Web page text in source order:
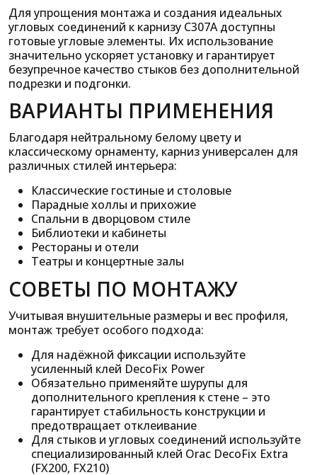
Для упрощения монтажа и создания идеальных
угловых соединений к карнизу C307A доступны
готовые угловые элементы. Их использование
значительно ускоряет установку и гарантирует
безупречное качество стыков без дополнительной
подрезки и подгонки.
ВАРИАНТЫ ПРИМЕНЕНИЯ
Благодаря нейтральному белому цвету и
классическому орнаменту, карниз универсален для
различных стилей интерьера:
Классические гостиные и столовые
Парадные холлы и прихожие
Спальни в дворцовом стиле
Библиотеки и кабинеты
Рестораны и отели
Театры и концертные залы
СОВЕТЫ ПО МОНТАЖУ
Учитывая внушительные размеры и вес профиля,
монтаж требует особого подхода:
Для надёжной фиксации используйте
усиленный клей DecoFix Power
Обязательно применяйте шурупы для
дополнительного крепления к стене – это
гарантирует стабильность конструкции и
предотвращает отклеивание
Для стыков и угловых соединений используйте
специализированный клей Orac DecoFix Extra
(FX200, FX210)